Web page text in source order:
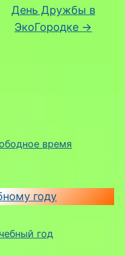
время
году
год
День Дружбы в
ЭкоГородке →